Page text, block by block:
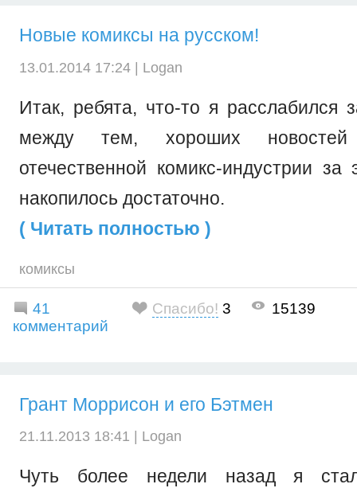
Новые комиксы на русском!
13.01.2014 17:24 | Logan
Итак, ребята, что-то я расслабился
между тем, хороших
отечественной комикс-индустрии за
накопилось достаточно.
( Читать полностью )
комиксы
41
комментарий
Спасибо! 3 15139
Грант Моррисон и его Бэтмен
21.11.2013 18:41 | Logan
Чуть более недели назад я